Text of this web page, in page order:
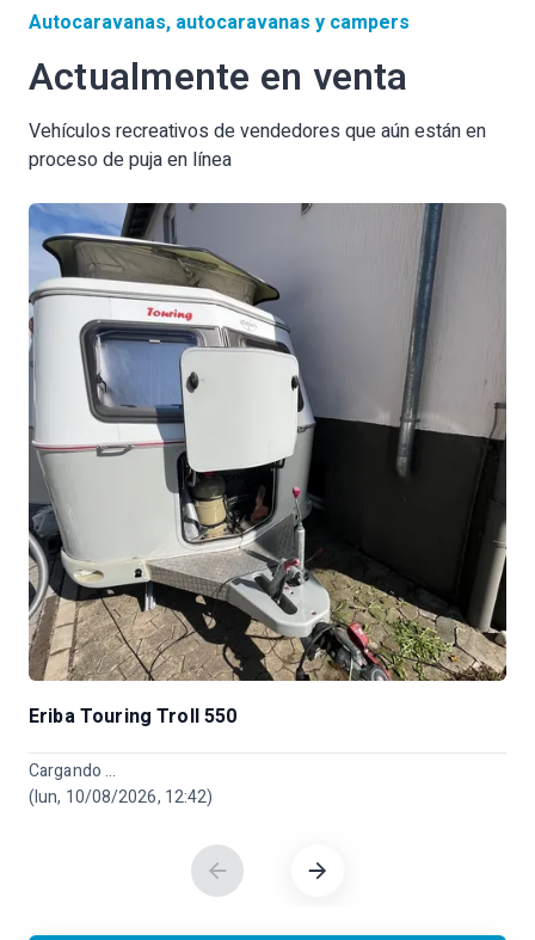
Autocaravanas, autocaravanas y campers
Actualmente en venta
Vehículos recreativos de vendedores que aún están en
proceso de puja en línea
Eriba Touring Troll 550
Cargando ...
(lun, 10/08/2026, 12:42)